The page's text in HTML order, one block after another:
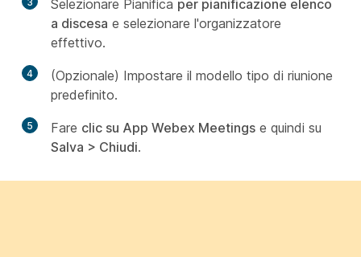
Selezionare Pianifica per pianificazione elenco
a discesa e selezionare l'organizzatore
effettivo.
4
(Opzionale) Impostare il modello tipo di riunione
predefinito.
5 Fare clic su App Webex Meetings e quindi su
Salva > Chiudi.